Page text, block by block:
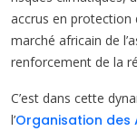
accrus en protection
marché africain de
renforcement de la
C’est dans cette
l’Organisation des